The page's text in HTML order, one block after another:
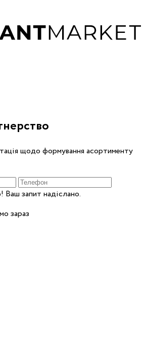
щодо формування асортименту
запит надіслано.
зараз